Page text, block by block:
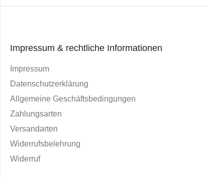
Impressum & rechtliche Informationen
Impressum
Datenschutzerklärung
Allgemeine Geschäftsbedingungen
Zahlungsarten
Versandarten
Widerrufsbelehrung
Widerruf